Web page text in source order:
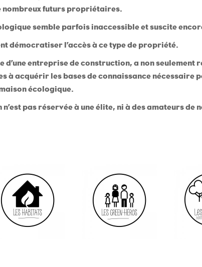
nombreux futurs propriétaires.
semble parfois inaccessible et suscite
démocratiser l’accès à ce type de propriété.
d’une entreprise de construction, a non seulement
à acquérir les bases de connaissance
écologique.
pas réservée à une élite, ni à des amateurs